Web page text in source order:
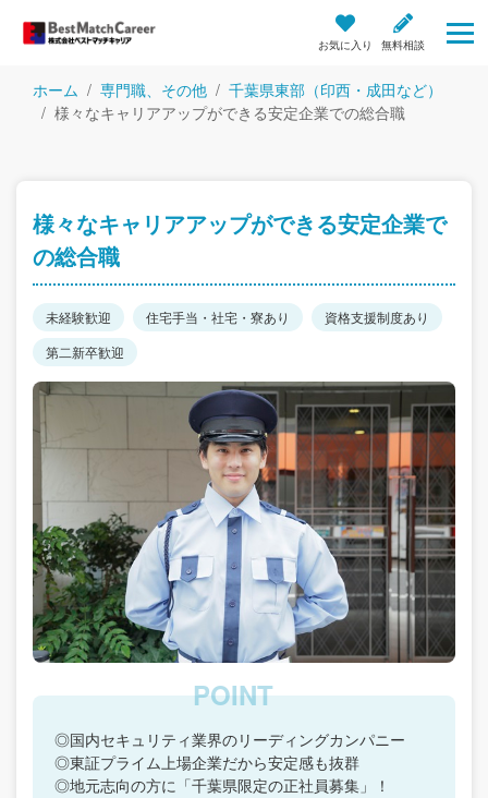
お気に入り 無料相談
ホーム 専門職、その他
千葉県東部（印西・成田など）
様々なキャリアアップができる安定企業での総合職
様々なキャリアアップができる安定企業で
の総合職
未経験歓迎 住宅手当・社宅・寮あり
資格支援制度あり
第二新卒歓迎
◎国内セキュリティ業界のリーディングカンパニー
◎東証プライム上場企業だから安定感も抜群
◎地元志向の方に「千葉県限定の正社員募集」！